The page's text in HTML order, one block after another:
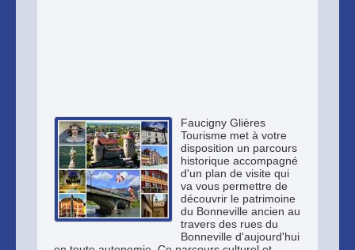
Faucigny Glières
Tourisme met à votre
disposition un parcours
historique accompagné
d'un plan de visite qui
va vous permettre de
découvrir le patrimoine
du Bonneville ancien au
travers des rues du
Bonneville d'aujourd'hui